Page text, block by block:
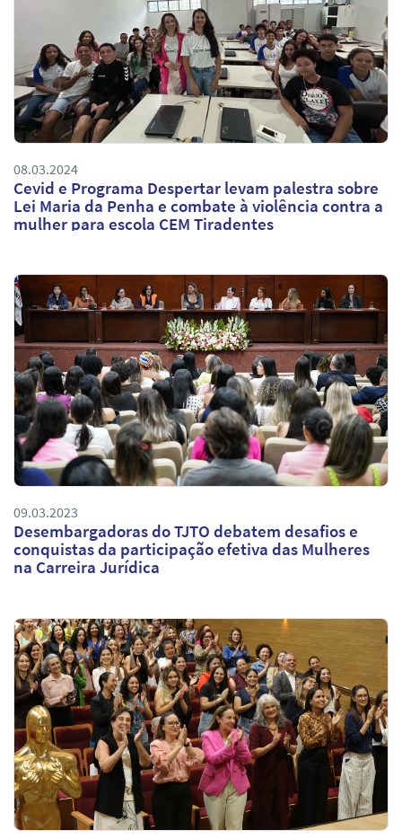
08.03.2024
Cevid e Programa Despertar levam palestra sobre
Lei Maria da Penha e combate à violência contra a
mulher para escola CEM Tiradentes
09.03.2023
Desembargadoras do TJTO debatem desafios e
conquistas da participação efetiva das Mulheres
na Carreira Jurídica